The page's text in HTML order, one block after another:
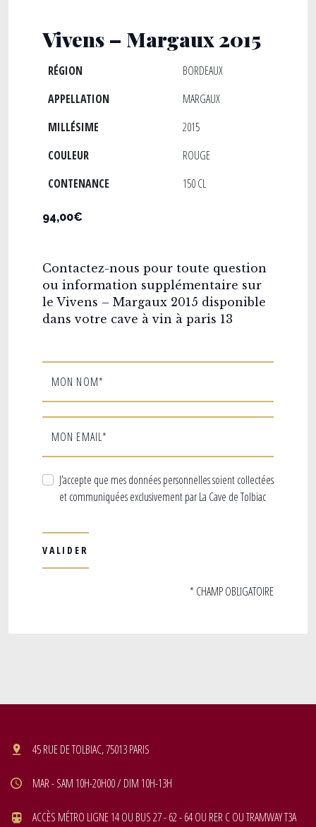
Vivens – Margaux 2015
RÉGION
BORDEAUX
APPELLATION
MARGAUX
MILLÉSIME
2015
COULEUR
ROUGE
CONTENANCE
150 CL
94,00€
Contactez-nous pour toute question
ou information supplémentaire sur
le Vivens – Margaux 2015 disponible
dans votre cave à vin à paris 13
MON NOM*
MON EMAIL*
J’accepte que mes données personnelles soient collectées
et communiquées exclusivement par La Cave de Tolbiac
* CHAMP OBLIGATOIRE
45 RUE DE TOLBIAC, 75013 PARIS
MAR - SAM 10H-20H00 / DIM 10H-13H
ACCÈS MÉTRO LIGNE 14 OU BUS 27 - 62 - 64 OU RER C OU TRAMWAY T3A